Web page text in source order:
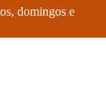
domingos e